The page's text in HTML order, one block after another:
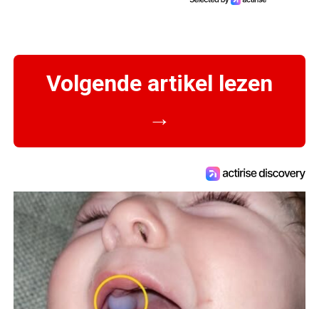
Volgende artikel lezen
→